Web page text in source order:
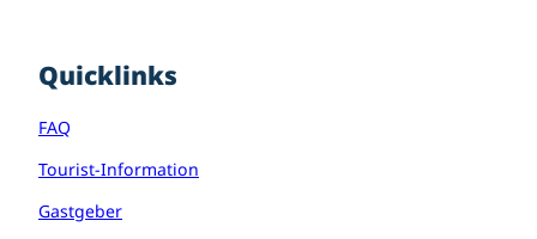
r
a
o
k
e
s
Quicklinks
FAQ
Tourist-Information
Gastgeber